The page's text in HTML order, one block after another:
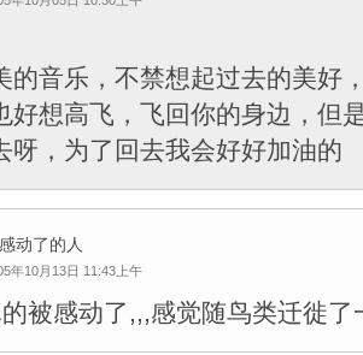
音乐，不禁想起过去的美好
好想高飞，飞回你的身边，但
呀，为了回去我会好好加油的
动了的人
年10月13日 11:43上午
被感动了,,,感觉随鸟类迁徙了